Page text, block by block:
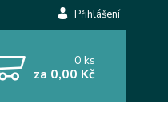
Přihlášení
0ks
za 0,00 Kč